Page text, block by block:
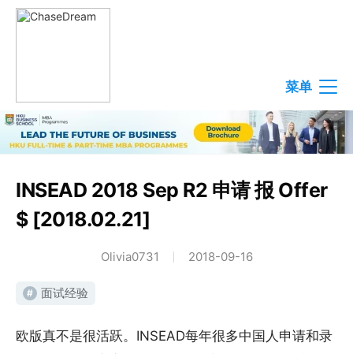
菜单
INSEAD 2018 Sep R2 申请 报 Offer
$ [2018.02.21]
Olivia0731 2018-09-16
# 面试经验
欧版真不是很活跃。INSEAD每年很多中国人申请和录